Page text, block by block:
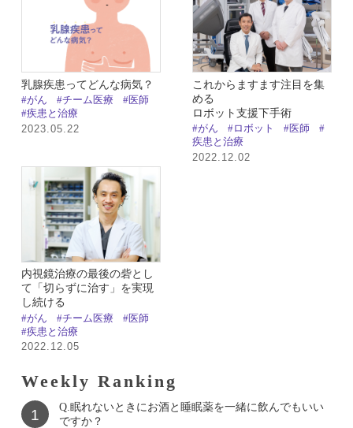
乳腺疾患ってどんな病気？
#がん #チーム医療
#医師
#疾患と治療
2023.05.22
これからますます注目を集
める
ロボット支援下手術
#がん #ロボット #医師
#
疾患と治療
2022.12.02
内視鏡治療の最後の砦とし
て「切らずに治す」を実現
し続ける
#がん #チーム医療
#医師
#疾患と治療
2022.12.05
Weekly Ranking
1
Q.眠れないときにお酒と睡眠薬を一緒に飲んでもいい
ですか？